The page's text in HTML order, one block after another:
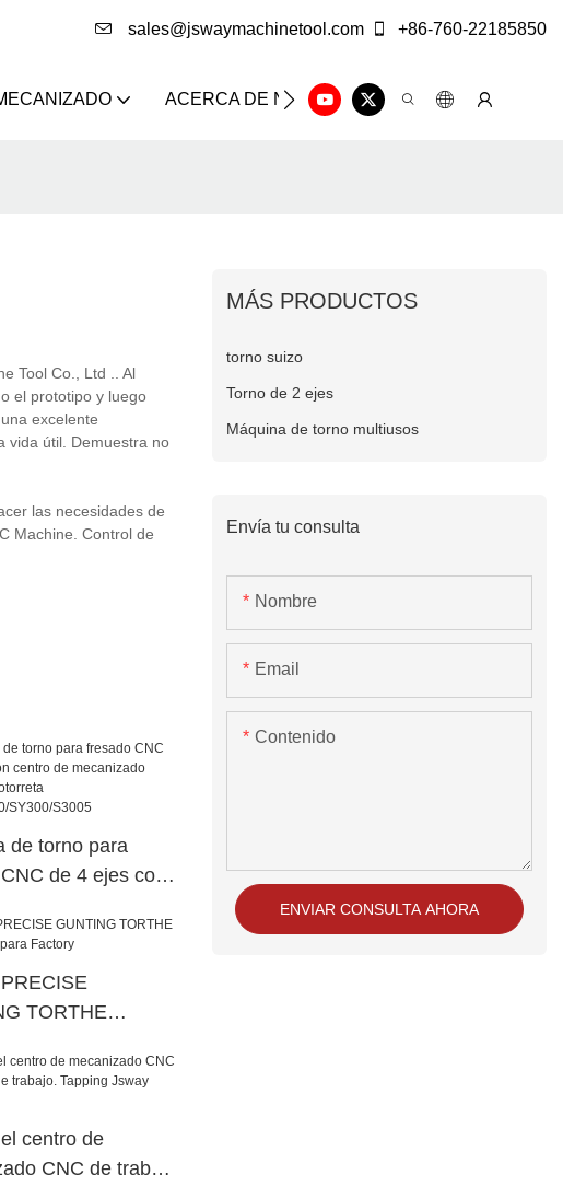
sales@jswaymachinetool.com +86-760-22185850
ACERCA DE NOSOTROS SOLUCIÓN
Tool Co., Ltd .. Al
el prototipo y luego
excelente
vida útil. Demuestra no
las necesidades de
Machine. Control de
de torno para
de 4 ejes con
TORTHE
centro de
CNC de trabajo
MÁS PRODUCTOS
torno suizo
Torno de 2 ejes
Máquina de torno multiusos
Envía tu consulta
Nombre
Email
Contenido
ENVIAR CONSULTA AHORA